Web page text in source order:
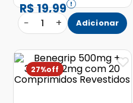
R$19,99
− 1 + Adicionar
27%